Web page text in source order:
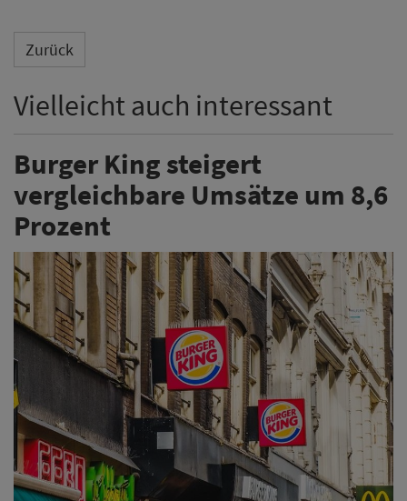
Zurück
Vielleicht auch interessant
Burger King steigert
vergleichbare Umsätze um 8,6
Prozent